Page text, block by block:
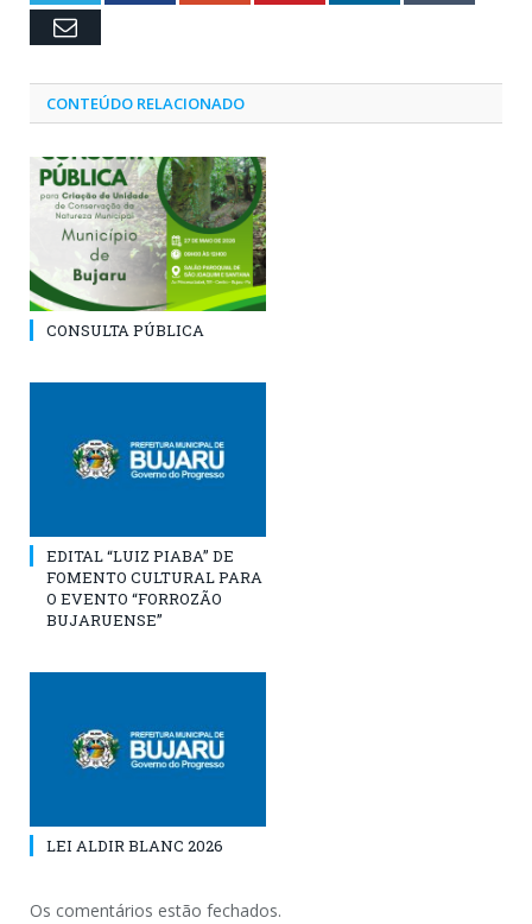
Email
CONTEÚDO RELACIONADO
CONSULTA PÚBLICA
EDITAL “LUIZ PIABA” DE
FOMENTO CULTURAL PARA
O EVENTO “FORROZÃO
BUJARUENSE”
LEI ALDIR BLANC 2026
Os comentários estão fechados.